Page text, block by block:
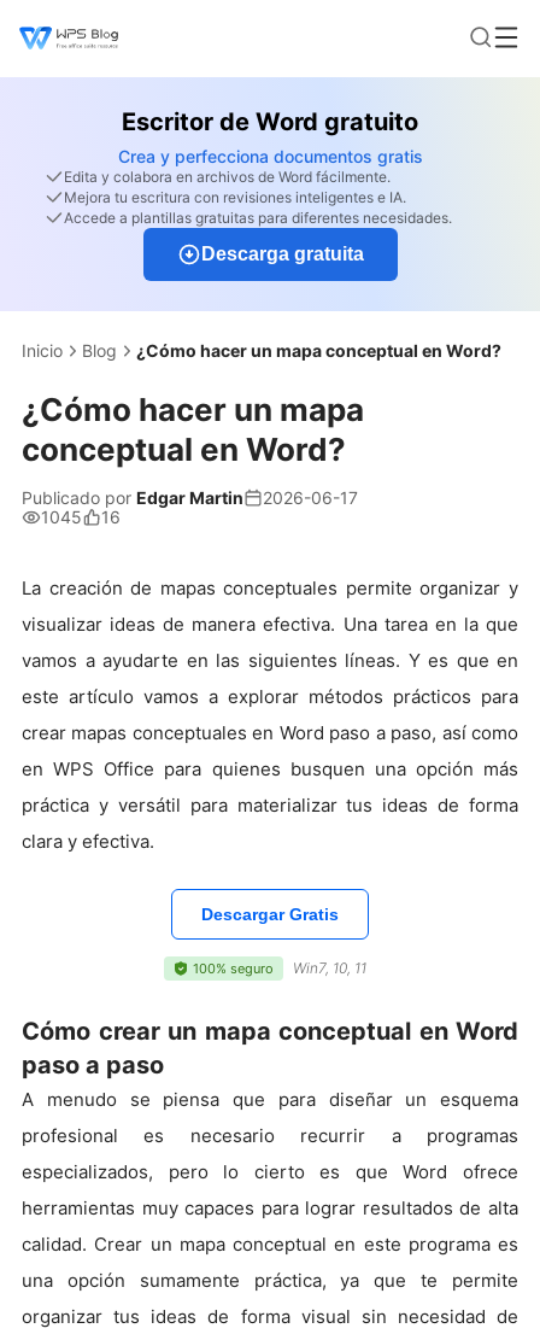
Escritor de Word gratuito
Crea y perfecciona documentos gratis
Edita y colabora en archivos de Word fácilmente.
Mejora tu escritura con revisiones inteligentes e IA.
Accede a plantillas gratuitas para diferentes necesidades.
Descarga gratuita
Inicio Blog ¿Cómo hacer un mapa conceptual en Word?
¿Cómo hacer un mapa
conceptual en Word?
Publicado por Edgar Martin
2026-06-17
1045
16
La creación de mapas conceptuales permite organizar y
visualizar ideas de manera efectiva. Una tarea en la que
vamos a ayudarte en las siguientes líneas. Y es que en
este artículo vamos a explorar métodos prácticos para
crear mapas conceptuales en Word paso a paso, así como
en WPS Office para quienes busquen una opción más
práctica y versátil para materializar tus ideas de forma
clara y efectiva.
Descargar Gratis
100% seguro Win7, 10, 11
Cómo crear un mapa conceptual en Word
paso a paso
A menudo se piensa que para diseñar un esquema
profesional es necesario recurrir a programas
especializados, pero lo cierto es que Word ofrece
herramientas muy capaces para lograr resultados de alta
calidad. Crear un mapa conceptual en este programa es
una opción sumamente práctica, ya que te permite
organizar tus ideas de forma visual sin necesidad de